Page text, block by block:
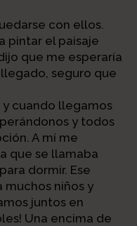
con ellos.
pintar el paisaje
que me esperaría
seguro que
cuando llegamos
y todos
A mí me
que se llamaba
dormir. Ese
muchos niños y
juntos en
Una encima de